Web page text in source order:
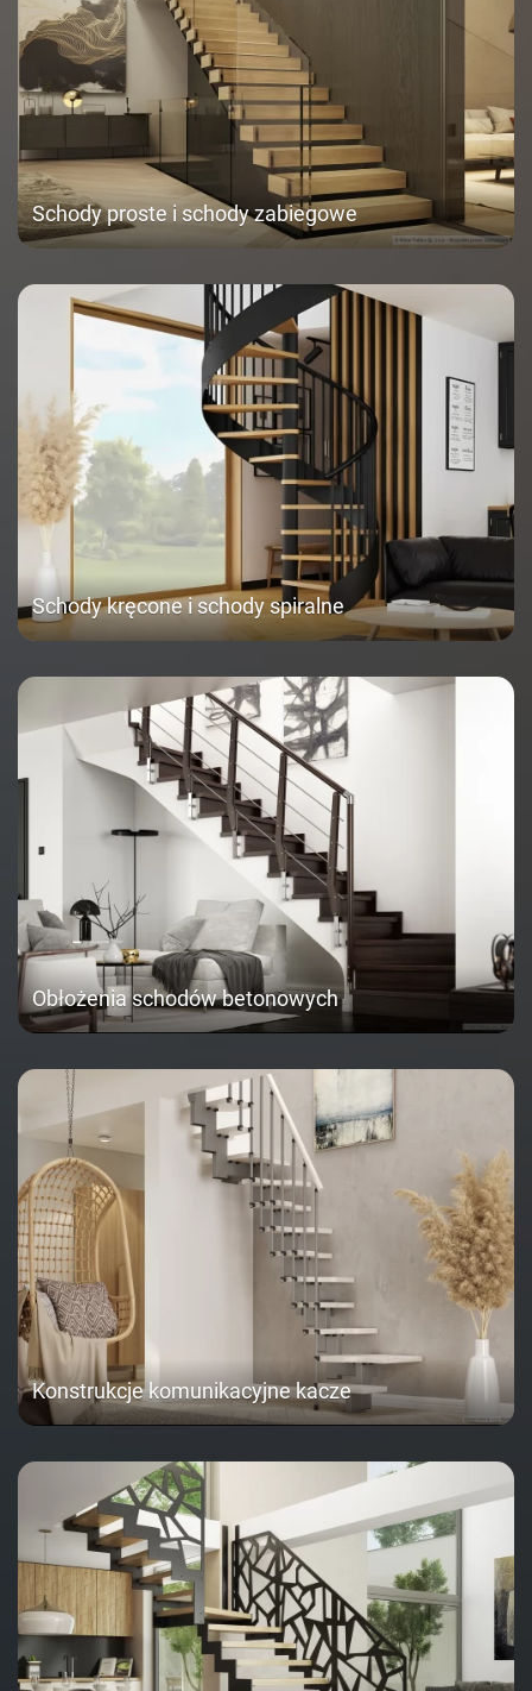
Schody proste i schody zabiegowe
Schody kręcone i schody spiralne
Obłożenia schodów betonowych
Konstrukcje komunikacyjne kacze